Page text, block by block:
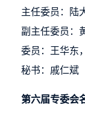
主任委员：陆
副主任委员：
委员：王华东
秘书：戚仁斌
第六届专委会